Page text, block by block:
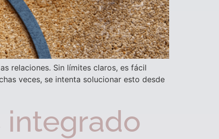
relaciones. Sin límites claros, es fácil
veces, se intenta solucionar esto desde
integrado